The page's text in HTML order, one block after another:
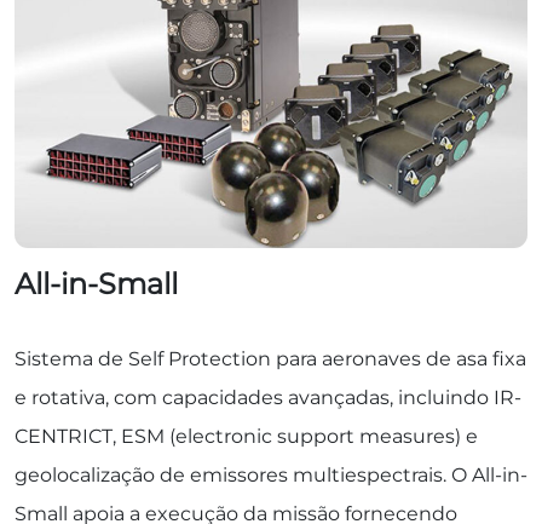
All-in-Small
Sistema de Self Protection para aeronaves de asa fixa
e rotativa, com capacidades avançadas, incluindo IR-
CENTRICT, ESM (electronic support measures) e
geolocalização de emissores multiespectrais. O All-in-
Small apoia a execução da missão fornecendo